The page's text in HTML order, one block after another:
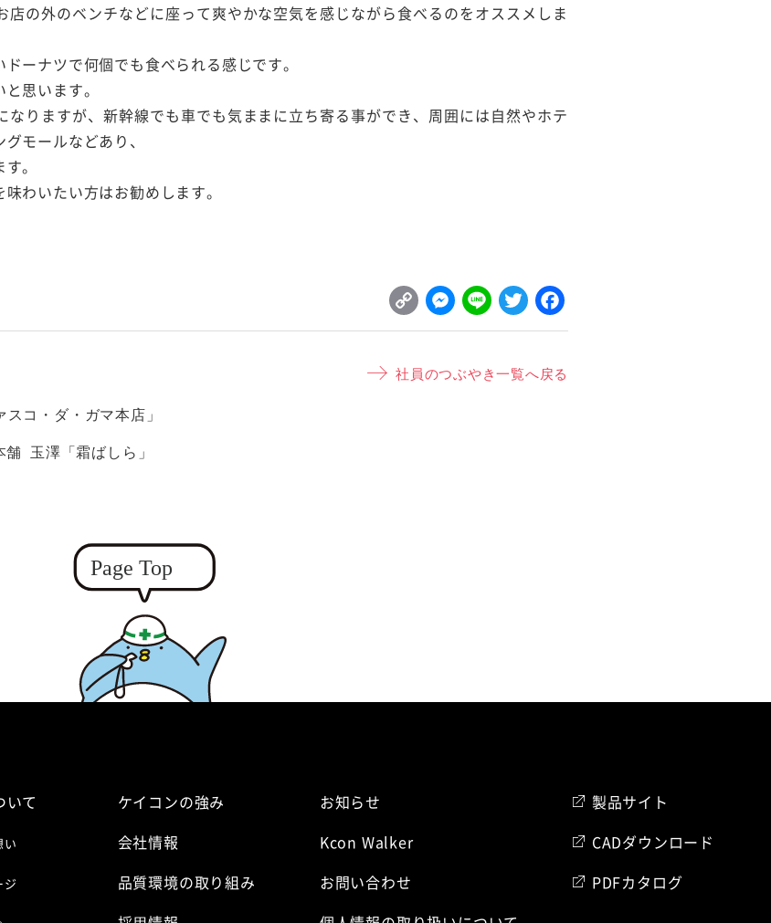
店の外のベンチなどに座って爽やかな空気を感じながら食べるのをオススメしま
ーナツで何個でも食べられる感じです。
思います。
なりますが、新幹線でも車でも気ままに立ち寄る事ができ、周囲には自然やホテ
モールなどあり、
。
わいたい方はお勧めします。
C
o
y
M
e
s
L
i
e
T
w
t
社員のつぶやき一覧へ戻る
コ・ダ・ガマ本店」
舗 玉澤「霜ばしら」
いて
い
ジ
ケイコンの強み
会社情報
品質環境の取り組み
お知らせ
Kcon Walker
お問い合わせ
製品サイト
CADダウンロード
PDFカタログ